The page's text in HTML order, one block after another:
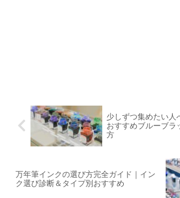
少しずつ集めたい人
おすすめブルーブラ
方
万年筆インクの選び方完全ガイド｜イン
ク選び診断＆タイプ別おすすめ